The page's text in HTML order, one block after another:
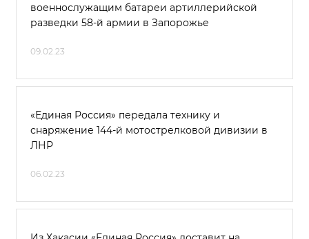
военнослужащим батареи артиллерийской
разведки 58-й армии в Запорожье
09.02.23
«Единая Россия» передала технику и
снаряжение 144-й мотострелковой дивизии в
ЛНР
06.02.23